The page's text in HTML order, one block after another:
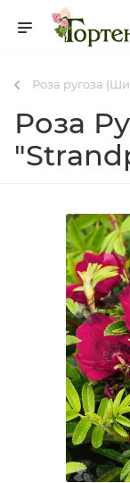
Роза ругоза
Роза